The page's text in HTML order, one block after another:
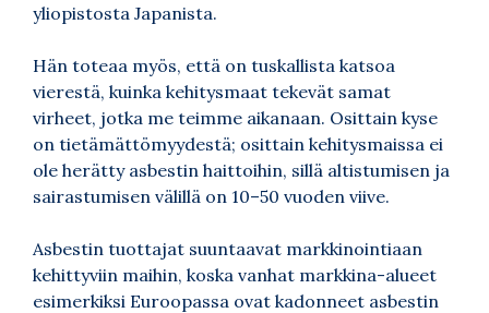
yliopistosta Japanista.
Hän toteaa myös, että on tuskallista katsoa
vierestä, kuinka kehitysmaat tekevät samat
virheet, jotka me teimme aikanaan. Osittain kyse
on tietämättömyydestä; osittain kehitysmaissa ei
ole herätty asbestin haittoihin, sillä altistumisen ja
sairastumisen välillä on 10–50 vuoden viive.
Asbestin tuottajat suuntaavat markkinointiaan
kehittyviin maihin, koska vanhat markkina-alueet
esimerkiksi Euroopassa ovat kadonneet asbestin